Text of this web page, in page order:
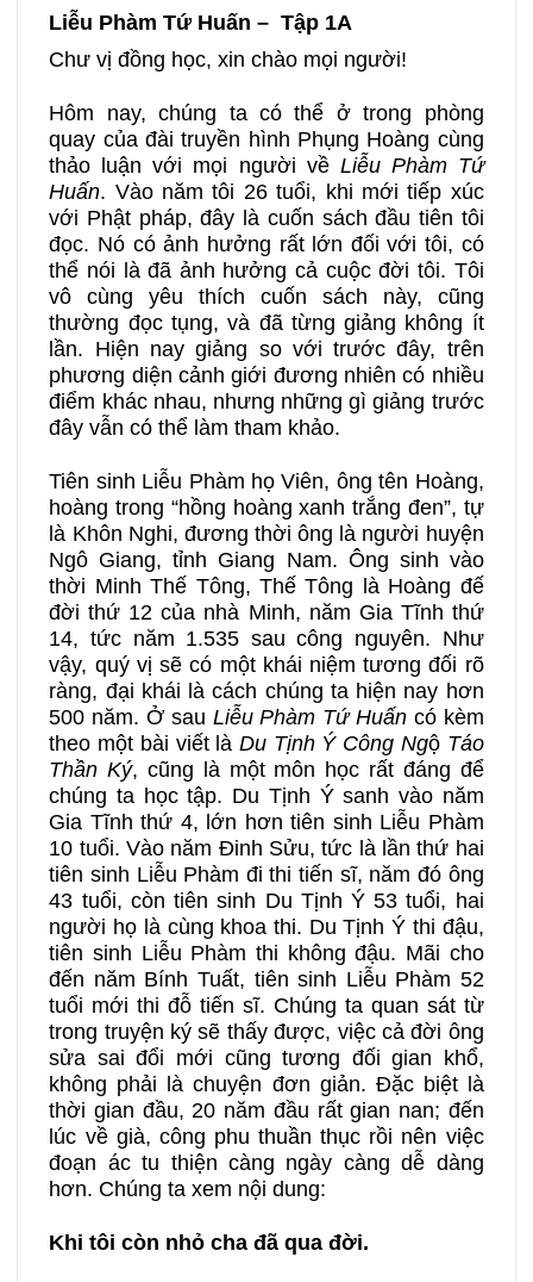
14A 14B 15A
15B 16A 16B
17A 17B 18A
18B 19A 19B
20A 20B
Liễu Phàm Tứ Huấn – Tập 1A
Chư vị đồng học, xin chào mọi người!
Hôm nay, chúng ta có thể ở trong phòng
quay của đài truyền hình Phụng Hoàng cùng
thảo luận với mọi người về Liễu Phàm Tứ
Huấn. Vào năm tôi 26 tuổi, khi mới tiếp xúc
với Phật pháp, đây là cuốn sách đầu tiên tôi
đọc. Nó có ảnh hưởng rất lớn đối với tôi, có
thể nói là đã ảnh hưởng cả cuộc đời tôi. Tôi
vô cùng yêu thích cuốn sách này, cũng
thường đọc tụng, và đã từng giảng không ít
lần. Hiện nay giảng so với trước đây, trên
phương diện cảnh giới đương nhiên có nhiều
điểm khác nhau, nhưng những gì giảng trước
đây vẫn có thể làm tham khảo.
Tiên sinh Liễu Phàm họ Viên, ông tên Hoàng,
hoàng trong “hồng hoàng xanh trắng đen”, tự
là Khôn Nghi, đương thời ông là người huyện
Ngô Giang, tỉnh Giang Nam. Ông sinh vào
thời Minh Thế Tông, Thế Tông là Hoàng đế
đời thứ 12 của nhà Minh, năm Gia Tĩnh thứ
14, tức năm 1.535 sau công nguyên. Như
vậy, quý vị sẽ có một khái niệm tương đối rõ
ràng, đại khái là cách chúng ta hiện nay hơn
500 năm. Ở sau Liễu Phàm Tứ Huấn có kèm
theo một bài viết là Du Tịnh Ý Công NgộTáo
Thần Ký, cũng là một môn học rất đáng để
chúng ta học tập. Du Tịnh Ý sanh vào năm
Gia Tĩnh thứ 4, lớn hơn tiên sinh Liễu Phàm
10 tuổi. Vào năm Đinh Sửu, tức là lần thứ hai
tiên sinh Liễu Phàm đi thi tiến sĩ, năm đó ông
43 tuổi, còn tiên sinh Du Tịnh Ý 53 tuổi, hai
người họ là cùng khoa thi. Du Tịnh Ý thi đậu,
tiên sinh Liễu Phàm thi không đậu. Mãi cho
đến năm Bính Tuất, tiên sinh Liễu Phàm 52
tuổi mới thi đỗ tiến sĩ. Chúng ta quan sát từ
trong truyện ký sẽ thấy được, việc cả đời ông
sửa sai đổi mới cũng tương đối gian khổ,
không phải là chuyện đơn giản. Đặc biệt là
thời gian đầu, 20 năm đầu rất gian nan; đến
lúc về già, công phu thuần thục rồi nên việc
đoạn ác tu thiện càng ngày càng dễ dàng
hơn. Chúng ta xem nội dung:
Khi tôi còn nhỏ cha đã qua đời.